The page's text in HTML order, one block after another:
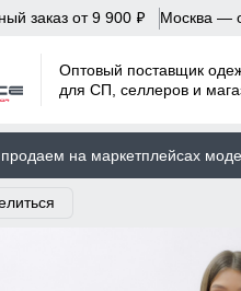
заказ от 9 900 p Москва —
Оптовый поставщик
для СП, селлеров и
на маркетплейсах